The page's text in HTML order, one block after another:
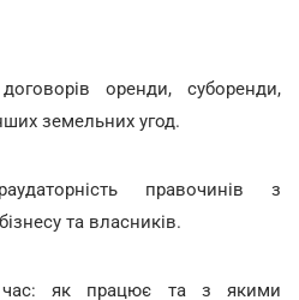
оренди, суборенди,
земельних угод.
правочинів з
та власників.
як працює та з якими